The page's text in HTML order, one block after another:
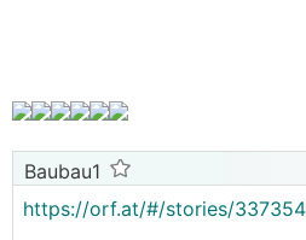
zu einem guten Preis immer
entsprechenden Objekte
inseriert. Zu beobachten war,
letzten 2 Jahre selbst
Baubau1
https://orf.at/#/stories/